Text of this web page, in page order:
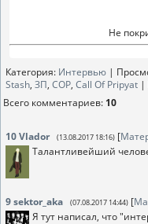
Не
Категория: Интервью |
Stash, ЗП, COP, Call Of Pripyat |
Всего комментариев: 10
10Vlador (13.08.2017 18:16) [
Талантливейший
9sektor_aka (07.08.2017 14:44) [
Я тут написал, что